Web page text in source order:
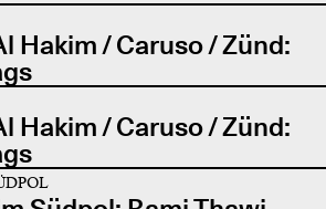
Hakim / Caruso / Zünd:
Hakim / Caruso / Zünd: